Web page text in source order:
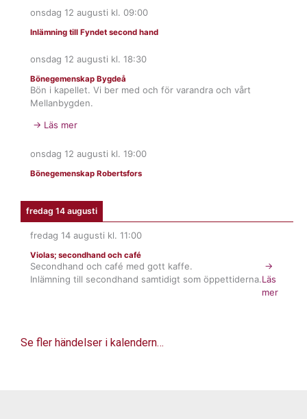
onsdag 12 augusti kl. 09:00
Inlämning till Fyndet second hand
onsdag 12 augusti kl. 18:30
Bönegemenskap Bygdeå
Bön i kapellet. Vi ber med och för varandra och vårt
Mellanbygden.
→ Läs mer
onsdag 12 augusti kl. 19:00
Bönegemenskap Robertsfors
fredag 14 augusti
fredag 14 augusti kl. 11:00
Violas; secondhand och café
Secondhand och café med gott kaffe.
Inlämning till secondhand samtidigt som öppettiderna.
→
Läs
mer
Se fler händelser i kalendern…